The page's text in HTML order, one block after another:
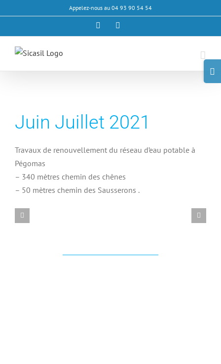
au
Appelez-nous au 04 93 90 54 54
Facebook
Juin Juillet 2021
Travaux de renouvellement du réseau d’eau potable à
Pégomas
– 340 mètres chemin des chênes
– 50 mètres chemin des Sausserons .
de